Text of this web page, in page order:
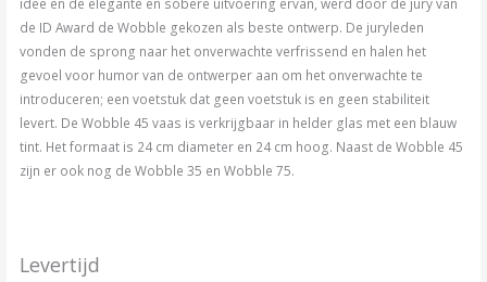
idee en de elegante en sobere uitvoering ervan, werd door de jury van
de ID Award de Wobble gekozen als beste ontwerp. De juryleden
vonden de sprong naar het onverwachte verfrissend en halen het
gevoel voor humor van de ontwerper aan om het onverwachte te
introduceren; een voetstuk dat geen voetstuk is en geen stabiliteit
levert. De Wobble 45 vaas is verkrijgbaar in helder glas met een blauw
tint. Het formaat is 24 cm diameter en 24 cm hoog. Naast de Wobble 45
zijn er ook nog de Wobble 35 en Wobble 75.
Levertijd